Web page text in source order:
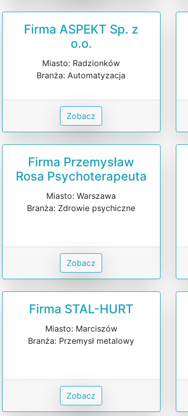
Firma ASPEKT Sp. z
o.o.
Miasto: Radzionków
Branża: Automatyzacja
Zobacz
Firma Przemysław
Rosa Psychoterapeuta
Miasto: Warszawa
Branża: Zdrowie psychiczne
Zobacz
Firma STAL-HURT
Miasto: Marciszów
Branża: Przemysł metalowy
Zobacz